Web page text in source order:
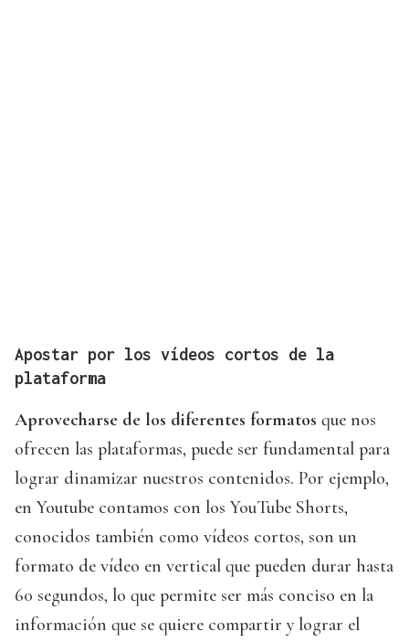
Apostar por los vídeos cortos de la
plataforma
Aprovecharse de los diferentes formatos que nos
ofrecen las plataformas, puede ser fundamental para
lograr dinamizar nuestros contenidos. Por ejemplo,
en Youtube contamos con los YouTube Shorts,
conocidos también como vídeos cortos, son un
formato de vídeo en vertical que pueden durar hasta
60 segundos, lo que permite ser más conciso en la
información que se quiere compartir y lograr el